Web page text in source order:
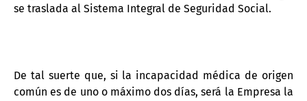
se traslada al Sistema Integral de Seguridad Social.
De tal suerte que, si la incapacidad médica de origen
común es de uno o máximo dos días, será la Empresa la